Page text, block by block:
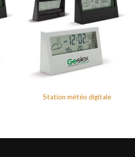
Station météo digitale